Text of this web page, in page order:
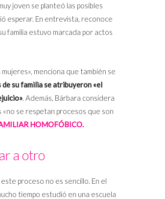
joven se planteó las posibles
esperar. En entrevista, reconoce
familia estuvo marcada por actos
menciona que también se
su familia se atribuyeron «el
. Además, Bárbara considera
«no se respetan procesos que son
HOMOFÓBICO.
a otro
este proceso no es sencillo. En el
tiempo estudió en una escuela